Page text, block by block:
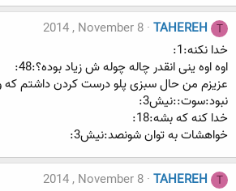
T
TAHEREH
2014 , November 8
خدا نکنه:1:
اوه اوه ینی انقدر چاله چوله ش زیاد بوده؟:48:
عزیزم من حال سبزی پلو درست کردن داشتم
نبود:سوت::نیش3:
خدا کنه که بشه:18:
خواهشات به توان شونصد:نیش3:
T
TAHEREH
2014 , November 8